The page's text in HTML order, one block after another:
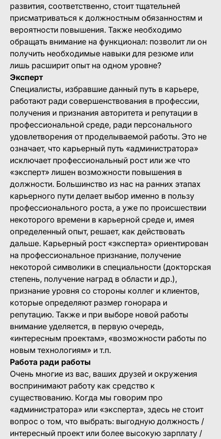
развития, соответственно, стоит тщательней
присматриваться к должностным обязанностям и
вероятности повышения. Также необходимо
обращать внимание на функционал: позволит ли он
получить необходимые навыки для резюме или
лишь расширит опыт на одном уровне?
Эксперт
Специалисты, избравшие данный путь в карьере,
работают ради совершенствования в профессии,
получения и признания авторитета и репутации в
профессиональной среде, ради персонального
удовлетворения от проделываемой работы. Это не
означает, что карьерный путь «администратора»
исключает профессиональный рост или же что
«эксперт» лишен возможности повышения в
должности. Большинство из нас на ранних этапах
карьерного пути делает выбор именно в пользу
профессионального роста, а уже по происшествии
некоторого времени в карьерной среде и, имея
определенный опыт, решает, как действовать
дальше. Карьерный рост «эксперта» ориентирован
на профессиональное признание, получение
некоторой символики в специальности (докторская
степень, получение наград в области и др.),
признание уровня со стороны коллег и клиентов,
которые определяют размер гонорара и
репутацию. Также и при выборе новой работы
внимание уделяется, в первую очередь,
«интересным проектам», «возможности работы по
новым технологиям» и т.п.
Работа ради работы
Очень многие из вас, ваших друзей и окружения
воспринимают работу как средство к
существованию. Когда мы говорим про
«администратора» или «эксперта», здесь не стоит
вопрос о том, что выбрать: выгодную должность /
интересный проект или более высокую зарплату /